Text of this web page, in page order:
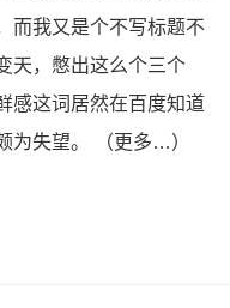
而我又是个不写标题不
天，憋出这么个三个
感这词居然在百度知道
为失望。 （更多…）